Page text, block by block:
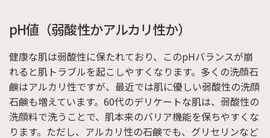
pH値（弱酸性かアルカリ性か）
健康な肌は弱酸性に保たれており、このpHバランスが崩
れると肌トラブルを起こしやすくなります。多くの洗顔石
鹸はアルカリ性ですが、最近では肌に優しい弱酸性の洗顔
石鹸も増えています。60代のデリケートな肌は、弱酸性の
洗顔料で洗うことで、肌本来のバリア機能を保ちやすくな
ります。ただし、アルカリ性の石鹸でも、グリセリンなど